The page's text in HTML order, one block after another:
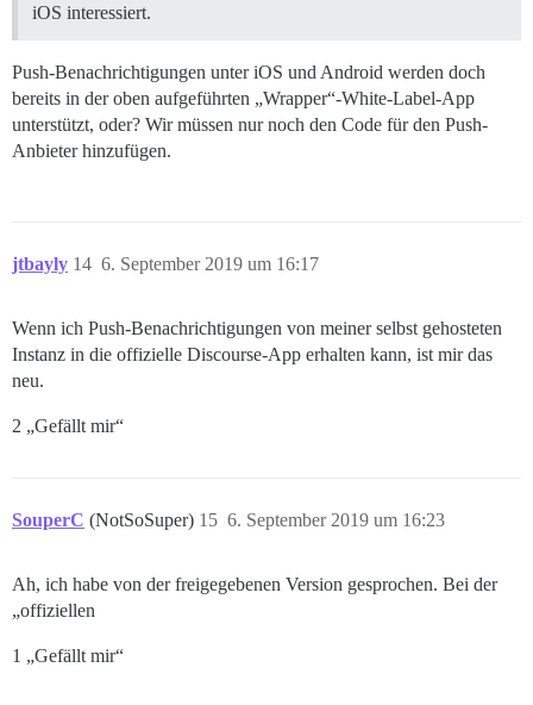
iOS interessiert.
Push-Benachrichtigungen unter iOS und Android werden doch
bereits in der oben aufgeführten „Wrapper“-White-Label-App
unterstützt, oder? Wir müssen nur noch den Code für den Push-
Anbieter hinzufügen.
jtbayly 6. September 2019 um 16:17
14
Wenn ich Push-Benachrichtigungen von meiner selbst gehosteten
Instanz in die offizielle Discourse-App erhalten kann, ist mir das
neu.
2 „Gefällt mir“
SouperC (NotSoSuper) 6. September 2019 um 16:23
15
Ah, ich habe von der freigegebenen Version gesprochen. Bei der
„offiziellen
1 „Gefällt mir“